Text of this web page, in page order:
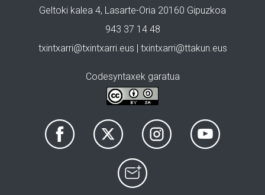
Geltoki kalea 4, Lasarte-Oria 20160 Gipuzkoa
943 37 14 48
txintxarri@txintxarri.eus | txintxarri@ttakun.eus
Codesyntaxek garatua